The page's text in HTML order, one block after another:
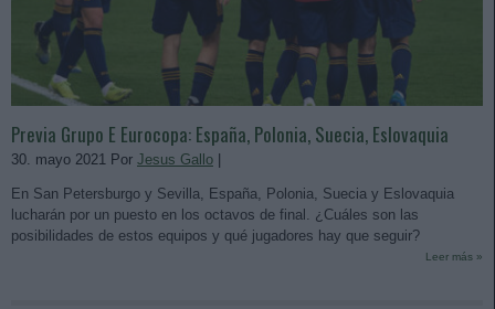
Previa Grupo E Eurocopa: España, Polonia, Suecia, Eslovaquia
30. mayo 2021 Por Jesus Gallo
En San Petersburgo y Sevilla, España, Polonia, Suecia y Eslovaquia
lucharán por un puesto en los octavos de final. ¿Cuáles son las
posibilidades de estos equipos y qué jugadores hay que seguir?
Leer más »